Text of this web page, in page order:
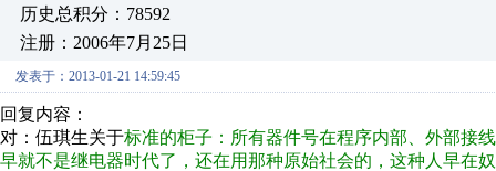
历史总积分：78592
注册：2006年7月25日
发表于：2013-01-21 14:59:45
回复内容：
对：伍琪生关于标准的柜子：所有器件号在程序内部、外部接
早就不是继电器时代了，还在用那种原始社会的，这种人早在